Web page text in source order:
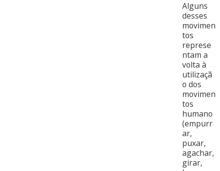
Alguns
desses
movimen
tos
represe
ntam a
volta à
utilizaçã
o dos
movimen
tos
humano
(empurr
ar,
puxar,
agachar,
girar,